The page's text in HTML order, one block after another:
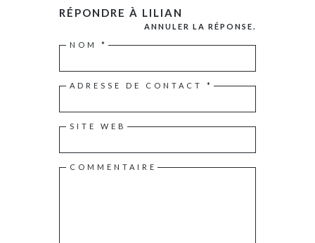
RÉPONDRE À LILIAN
ANNULER LA RÉPONSE.
NOM *
ADRESSE DE CONTACT *
SITE WEB
COMMENTAIRE